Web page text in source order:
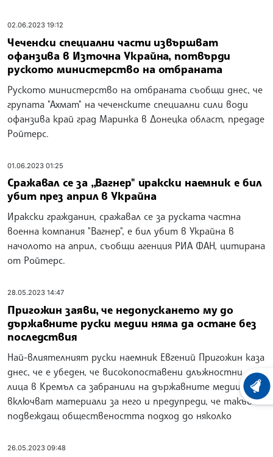
02.06.2023 19:12
Чеченски специални части извършват
офанзива в Източна Украйна, потвърди
руското министерство на отбраната
Руското министерство на отбраната съобщи днес, че
групата "Ахмат" на чеченските специални сили води
офанзива край град Маринка в Донецка област, предаде
Ройтерс.
01.06.2023 01:25
Сражавал се за „Вагнер" иракски наемник е бил
убит през април в Украйна
Иракски гражданин, сражавал се за руската частна
военна компания "Вагнер", е бил убит в Украйна в
начолото на април, съобщи агенция РИА ФАН, цитирана
от Ройтерс.
28.05.2023 14:47
Пригожин заяви, че недопускането му до
държавните руски медии няма да остане без
последствия
Най-влиятелният руски наемник Евгений Пригожин каза
днес, че е убеден, че високопоставени длъжностни
лица в Кремъл са забранили на държавните медии да
включват материали за него и предупреди, че такъв
подвеждащ обществеността подход до няколко
26.05.2023 09:48